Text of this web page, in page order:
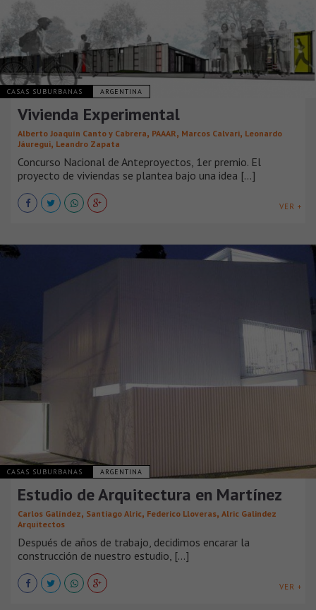
CASAS SUBURBANAS ARGENTINA
Vivienda Experimental
Alberto Joaquín Canto y Cabrera, PAAAR, Marcos Calvari, Leonardo
Jáuregui, Leandro Zapata
Concurso Nacional de Anteproyectos, 1er premio. El
proyecto de viviendas se plantea bajo una idea [...]
VER +
CASAS SUBURBANAS ARGENTINA
Estudio de Arquitectura en Martínez
Carlos Galíndez, Santiago Alric, Federico Lloveras, Alric Galindez
Arquitectos
Después de años de trabajo, decidimos encarar la
construcción de nuestro estudio, [...]
VER +